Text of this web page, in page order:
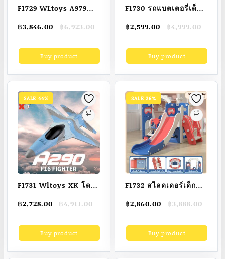
F1729 WLtoys A979
50km/h High Speed
Machine 1:18 Remote
Drift Car RTR
฿6,923.00
Original
was:
฿6,923.00.
฿3,846.00
Current
is:
฿3,846.00.Buy product
F1730 รถแบตเตอรี่เด็ก
เด็ก รถเด็กนั่งมอไซค์
หน้า มีเสียงดนตรี เชื่อม
฿4,999.00
Original
was:
฿4,999.00.
฿2,599.00
Current
is:
฿2,599.00.Buy product
SALE 44%
F1731 Wltoys XK โด
เด็กโมเดลเครื่องบินวิทยุ
บิน RC A290มม.
฿4,911.00
Original
was:
฿4,911.00.
฿2,728.00
Current
is:
฿2,728.00.Buy product
SALE 26%
F1732 สไลดเดอร์เด็ก
ขนาด190cm พร้อม
กล้องส่องทางไกล
฿3,888.00
Original
was:
฿3,888.00.
฿2,860.00
Current
is:
฿2,860.00.Buy product